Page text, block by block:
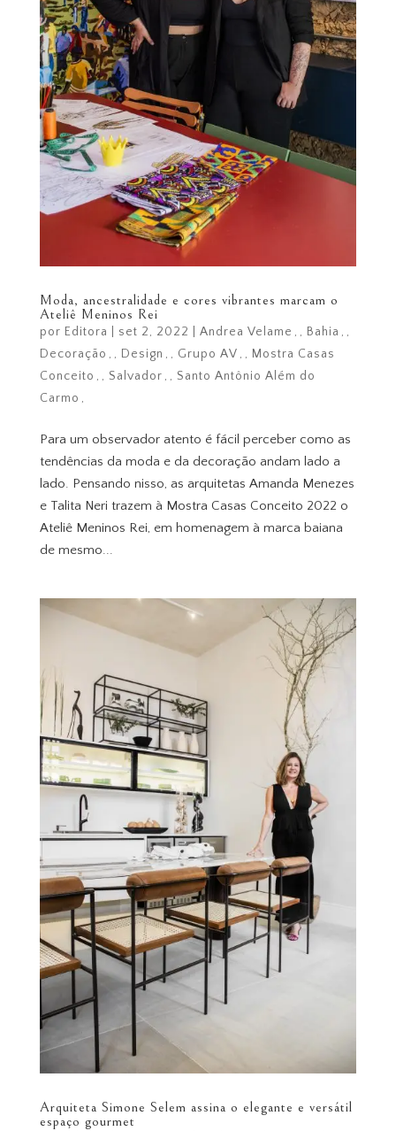
Moda, ancestralidade e cores vibrantes marcam o
Ateliê Meninos Rei
por Editora set 2, 2022 Andrea Velame , Bahia
,
Decoração
, Design , Grupo AV , Mostra Casas
Conceito
, Salvador , Santo Antônio Além do
Carmo
Para um observador atento é fácil perceber como as
tendências da moda e da decoração andam lado a
lado. Pensando nisso, as arquitetas Amanda Menezes
e Talita Neri trazem à Mostra Casas Conceito 2022 o
Ateliê Meninos Rei, em homenagem à marca baiana
de mesmo...
Arquiteta Simone Selem assina o elegante e versátil
espaço gourmet